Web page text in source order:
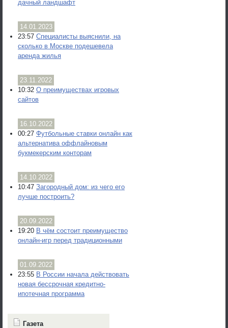
дачный ландшафт
14.01.2023
23:57 Специалисты выяснили, на
сколько в Москве подешевела
аренда жилья
23.11.2022
10:32 О преимуществах игровых
сайтов
16.10.2022
00:27 Футбольные ставки онлайн как
альтернатива оффлайновым
букмекерским конторам
14.10.2022
10:47 Загородный дом: из чего его
лучше построить?
20.09.2022
19:20 В чём состоит преимущество
онлайн-игр перед традиционными
01.09.2022
23:55 В России начала действовать
новая бессрочная кредитно-
ипотечная программа
Газета